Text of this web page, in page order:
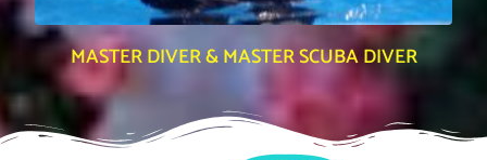
MASTER DIVER & MASTER SCUBA DIVER